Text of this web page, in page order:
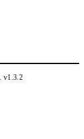
v1.3.2